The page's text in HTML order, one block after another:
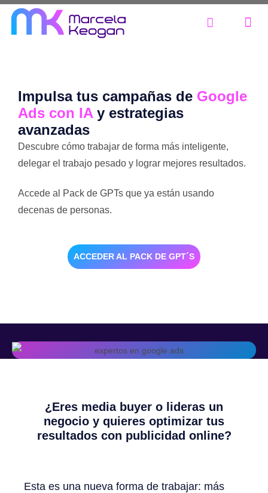
Impulsa tus campañas de Google
Ads con IA y estrategias
avanzadas
Descubre cómo trabajar de forma más inteligente,
delegar el trabajo pesado y lograr mejores resultados.
Accede al Pack de GPTs que ya están usando
decenas de personas.
ACCEDER AL PACK DE GPT´S
¿Eres media buyer o lideras un
negocio y quieres optimizar tus
resultados con publicidad online?
Esta es una nueva forma de trabajar: más